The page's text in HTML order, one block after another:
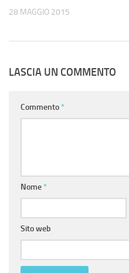
28 MAGGIO 2015
LASCIA UN COMMENTO
Commento *
Nome *
Sito web